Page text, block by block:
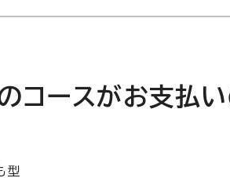
コースがお支払
型